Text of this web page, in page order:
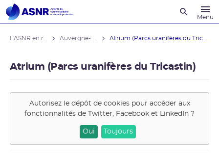
Menu
Atrium (Parcs uranifères du Tricastin)
Autorisez le dépôt de cookies pour accéder aux
fonctionnalités de Twitter, Facebook et LinkedIn ?
Oui Toujours